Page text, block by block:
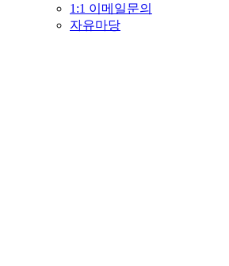
1:1 이메일문의
자유마당